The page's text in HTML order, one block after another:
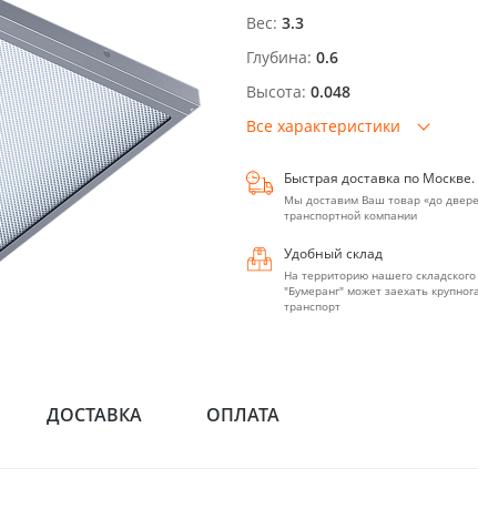
Вес: 3.3
Глубина: 0.6
Высота: 0.048
Все характеристики
Быстрая доставка по Москве.
Мы доставим Ваш товар «до
транспортной компании
Удобный склад
На территорию нашего
"Бумеранг" может заехать
транспорт
ДОСТАВКА ОПЛАТА